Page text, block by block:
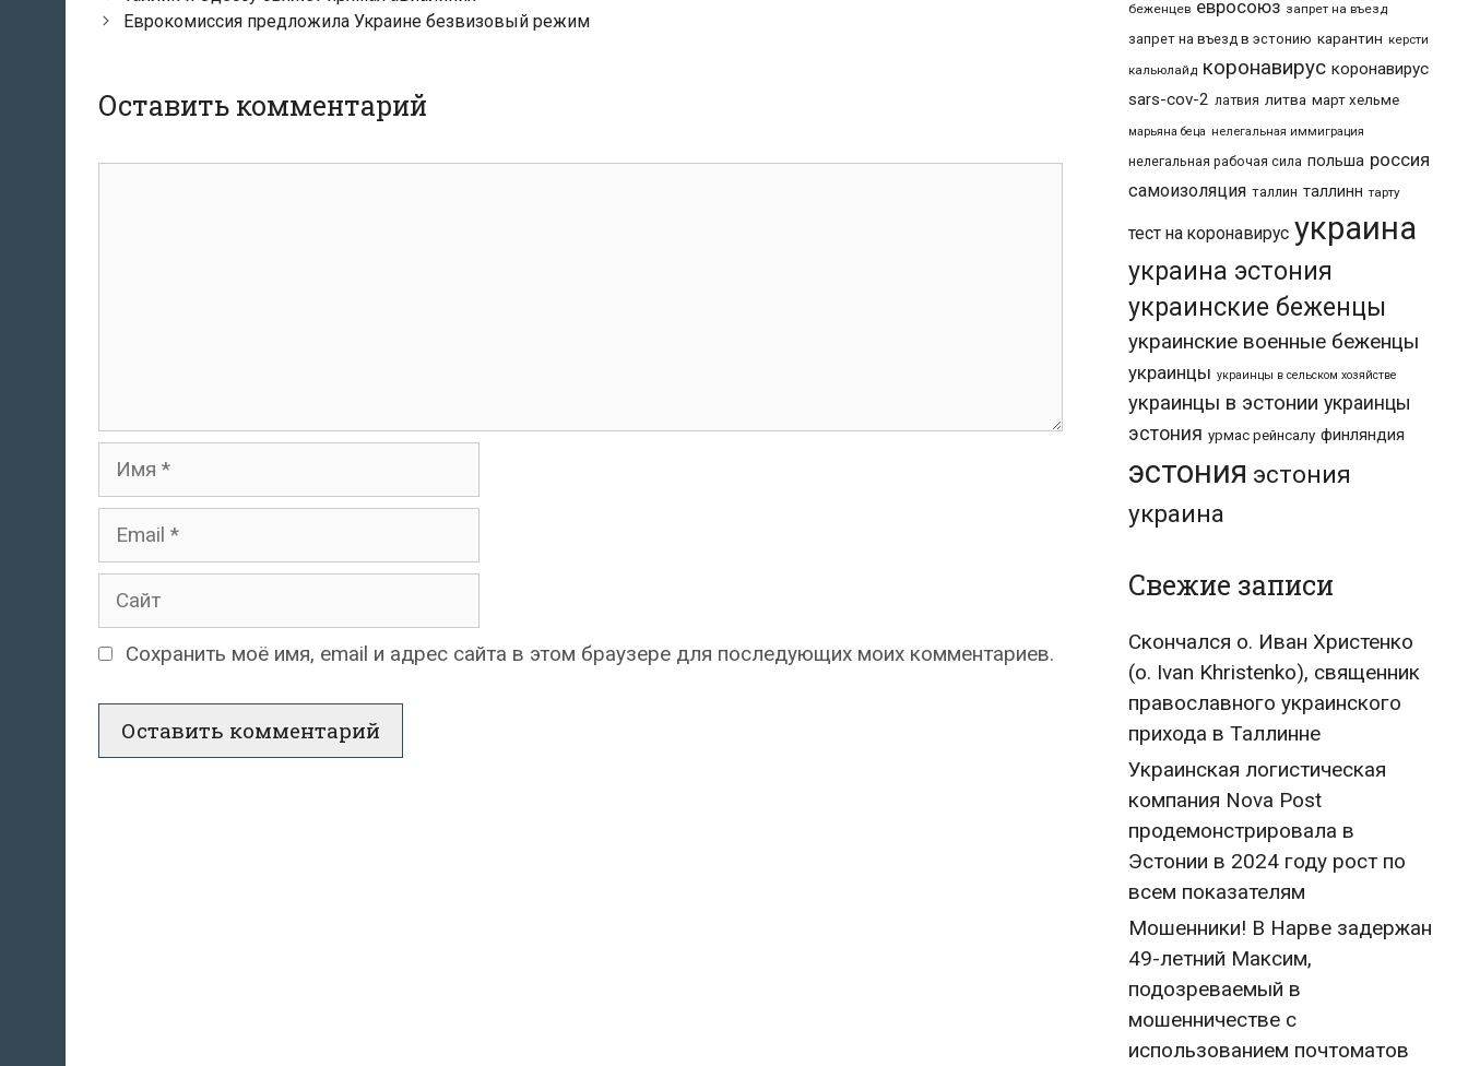
по
Еврокомиссия предложила Украине безвизовый режим
Оставить комментарий
Имя
Email
Сайт
Сохранить моё имя, email и адрес сайта в этом браузере для последующих моих комментариев.
беженцев евросоюз запрет на въезд
запрет на въезд в эстонию карантин керсти
кальюлайд коронавирус коронавирус
sars-cov-2 латвия литва март хельме
марьяна беца нелегальная иммиграция
нелегальная рабочая сила польша россия
самоизоляция таллин таллинн тарту
тест на коронавирус украина
украина эстония
украинские беженцы
украинские военные беженцы
украинцы украинцы в сельском хозяйстве
украинцы в эстонии украинцы
эстония урмас рейнсалу финляндия
эстония эстония
украина
Свежие записи
Скончался о. Иван Христенко
(о. Ivan Khristenko), священник
православного украинского
прихода в Таллинне
Украинская логистическая
компания Nova Post
продемонстрировала в
Эстонии в 2024 году рост по
всем показателям
Мошенники! В Нарве задержан
49-летний Максим,
подозреваемый в
мошенничестве с
использованием почтоматов